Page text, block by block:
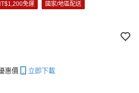
免運 國家/地區配送
惠價 立即下載